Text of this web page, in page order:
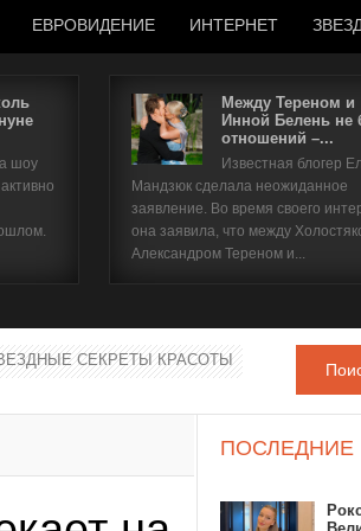
ЕВРОВИДЕНИЕ ИНТЕРНЕТ
шоу
Между Тереном и
Инной Белень не
отношений –...
Известная блогер
Мандзюк сделала неожиданное
заявление. Во время своего
она заявила, что между
Александром Тереном и...
СЕКРЕТЫ КРАСОТЫ
ПОСЛЕДНИЕ
Имя пользователя
Забыли имя пользователя?